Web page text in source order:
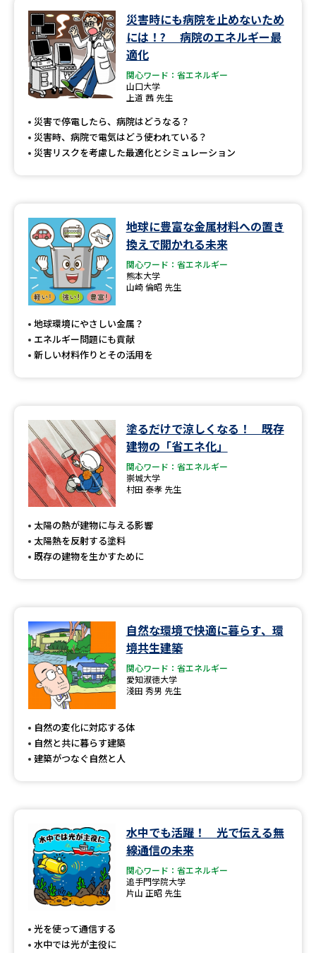
学問のミニ講義「夢ナビ講義」
学問の教科書 夢ナビライブ
ユーザーサポート
Ｑ＆Ａ よくあるご質問 大学進学IDについて
資料の料金の
特定商取引表記
テレメール進学カタログ
訂正のご案内
災害時にも病院を止めないため
には！? 病院のエネルギー最
適化
関心ワード：省エネルギー
山口大学
上道 茜 先生
災害で停電したら、病院はどうなる？
災害時、病院で電気はどう使われている？
災害リスクを考慮した最適化とシミュレーション
地球に豊富な金属材料への置き
換えで開かれる未来
関心ワード：省エネルギー
熊本大学
山崎 倫昭 先生
地球環境にやさしい金属？
エネルギー問題にも貢献
新しい材料作りとその活用を
塗るだけで涼しくなる！ 既存
建物の「省エネ化」
関心ワード：省エネルギー
崇城大学
村田 泰孝 先生
太陽の熱が建物に与える影響
太陽熱を反射する塗料
既存の建物を生かすために
自然な環境で快適に暮らす、環
境共生建築
関心ワード：省エネルギー
愛知淑徳大学
淺田 秀男 先生
自然の変化に対応する体
自然と共に暮らす建築
建築がつなぐ自然と人
水中でも活躍！ 光で伝える無
線通信の未来
関心ワード：省エネルギー
追手門学院大学
片山 正昭 先生
光を使って通信する
水中では光が主役に